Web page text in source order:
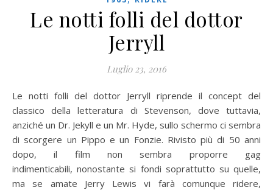
Le notti folli del dottor
Jerryll
Luglio 23, 2016
Le notti folli del dottor Jerryll riprende il concept del
classico della letteratura di Stevenson, dove tuttavia,
anziché un Dr. Jekyll e un Mr. Hyde, sullo schermo ci sembra
di scorgere un Pippo e un Fonzie. Rivisto più di 50 anni
dopo, il film non sembra proporre gag
indimenticabili, nonostante si fondi soprattutto su quelle,
ma se amate Jerry Lewis vi farà comunque ridere,